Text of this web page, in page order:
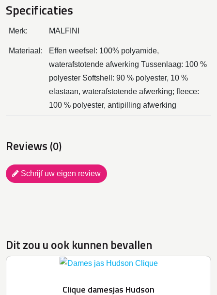
Specificaties
Merk: MALFINI
Materiaal:
Effen weefsel: 100% polyamide,
waterafstotende afwerking Tussenlaag: 100 %
polyester Softshell: 90 % polyester, 10 %
elastaan, waterafstotende afwerking; fleece:
100 % polyester, antipilling afwerking
Reviews (0)
Schrijf uw eigen review
Dit zou u ook kunnen bevallen
Clique damesjas Hudson